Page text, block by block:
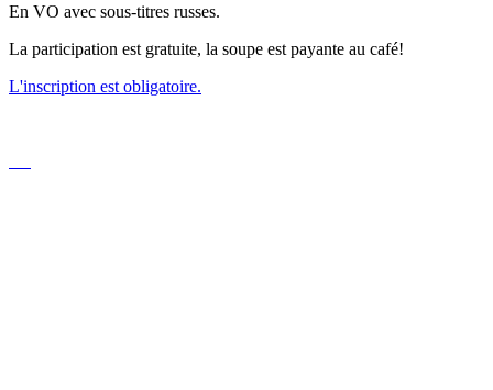
En VO avec sous-titres russes.
La participation est gratuite, la soupe est payante au café!
L'inscription est obligatoire.